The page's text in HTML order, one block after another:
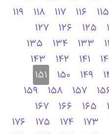
115
116
117
118
119
125
126
127
133
134
135
141
142
143
149
150
151
157
158
159
165
166
167
173
174
175
176